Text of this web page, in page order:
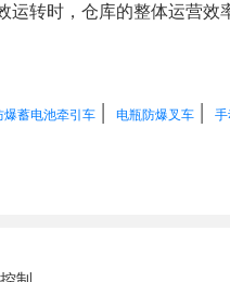
运转时，仓库的整体运营效
爆蓄电池牵引车 | 电瓶防爆叉车 |